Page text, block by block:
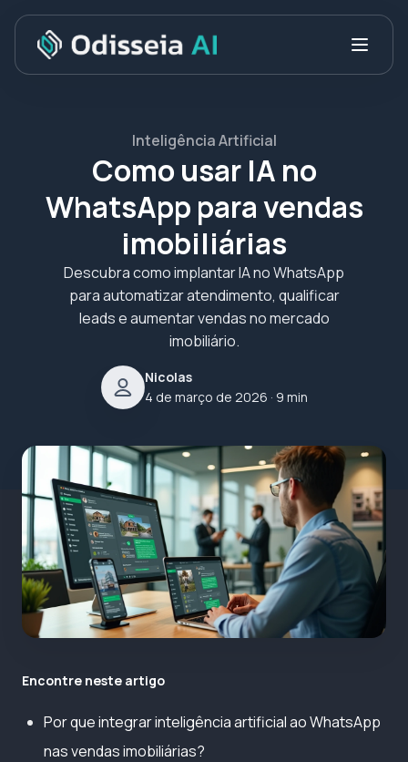
Inteligência Artificial
Como usar IA no
WhatsApp para vendas
imobiliárias
Descubra como implantar IA no WhatsApp
para automatizar atendimento, qualificar
leads e aumentar vendas no mercado
imobiliário.
Nicolas
4 de março de 2026 · 9 min
Encontre neste artigo
Por que integrar inteligência artificial ao WhatsApp
nas vendas imobiliárias?